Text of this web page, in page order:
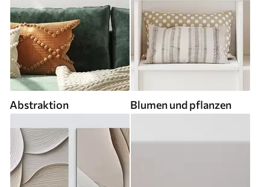
Abstraktion Blumen und pflanzen